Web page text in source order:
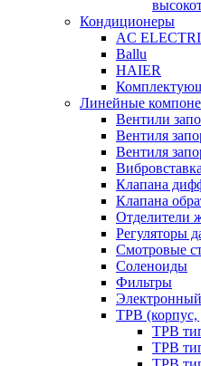
Кондиционеры
AC
Ballu
HAIER
Линейные
Вентили
Вентиля
Вентиля
Вибровставка
Клапана
Клапана
Отделители
Регуляторы
Смотровые
Соленоиды
Фильтры
ТРВ (корпус,
ТРВ
ТРВ